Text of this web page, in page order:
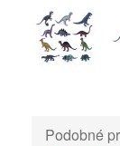
Podobné